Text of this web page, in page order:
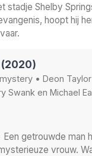
stadje Shelby
hoopt hij
mystery • Deon Taylor
Swank en Michael
Een getrouwde man
vrouw.